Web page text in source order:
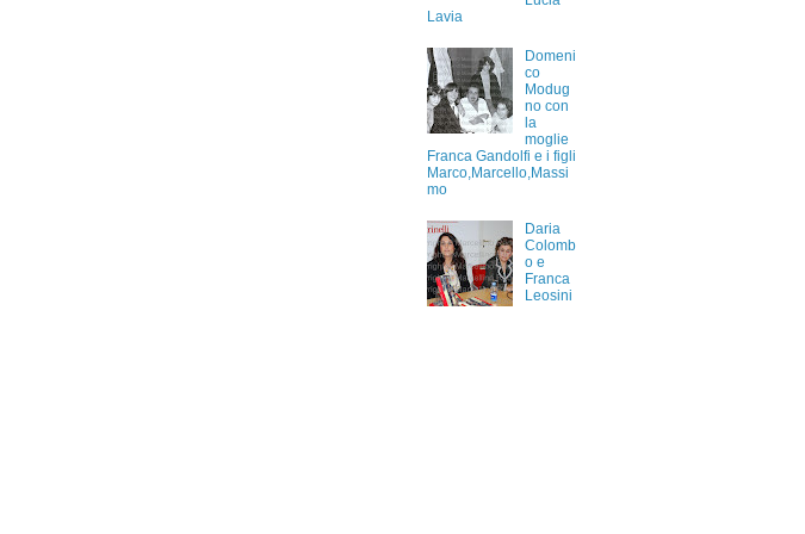
Lavia
Domeni
co
Modug
no con
la
moglie
Franca Gandolfi e i figli
Marco,Marcello,Massi
mo
Daria
Colomb
o e
Franca
Leosini